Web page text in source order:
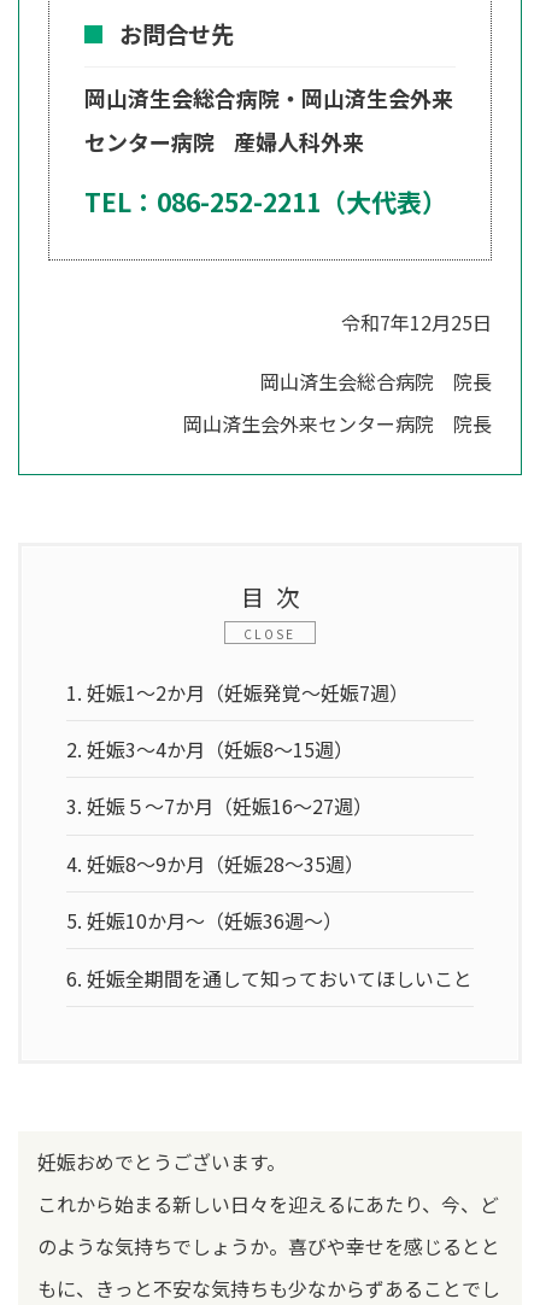
お問合せ先
岡山済生会総合病院・岡山済生会外来
センター病院
産婦人科外来
TEL：086-252-2211（大代表）
令和7年12月25日
岡山済生会総合病院 院長
岡山済生会外来センター病院 院長
目次
1. 妊娠1～2か月（妊娠発覚～妊娠7週）
2. 妊娠3～4か月（妊娠8～15週）
3. 妊娠５～7か月（妊娠16～27週）
4. 妊娠8～9か月（妊娠28～35週）
5. 妊娠10か月～（妊娠36週～）
6. 妊娠全期間を通して知っておいてほしいこと
妊娠おめでとうございます。
これから始まる新しい日々を迎えるにあたり、今、ど
のような気持ちでしょうか。喜びや幸せを感じるとと
もに、きっと不安な気持ちも少なからずあることでし